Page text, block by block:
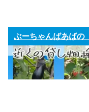
ぶーちゃんばあばの